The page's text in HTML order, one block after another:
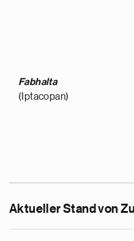
Fabhalta
(Iptacopan)
Aktueller Stand von